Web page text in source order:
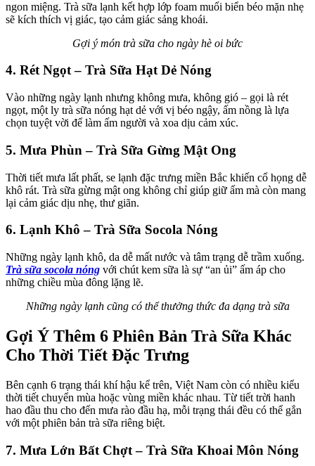
ngon miệng. Trà sữa lạnh kết hợp lớp foam muối biển béo mặn nhẹ
sẽ kích thích vị giác, tạo cảm giác sảng khoái.
Gợi ý món trà sữa cho ngày hè oi bức
4. Rét Ngọt – Trà Sữa Hạt Dẻ Nóng
Vào những ngày lạnh nhưng không mưa, không gió – gọi là rét
ngọt, một ly trà sữa nóng hạt dẻ với vị béo ngậy, ấm nồng là lựa
chọn tuyệt vời để làm ấm người và xoa dịu cảm xúc.
5. Mưa Phùn – Trà Sữa Gừng Mật Ong
Thời tiết mưa lất phất, se lạnh đặc trưng miền Bắc khiến cổ họng dễ
khô rát. Trà sữa gừng mật ong không chỉ giúp giữ ấm mà còn mang
lại cảm giác dịu nhẹ, thư giãn.
6. Lạnh Khô – Trà Sữa Socola Nóng
Những ngày lạnh khô, da dễ mất nước và tâm trạng dễ trầm xuống.
Trà sữa socola nóng với chút kem sữa là sự “an ủi” ấm áp cho
những chiều mùa đông lặng lẽ.
Những ngày lạnh cũng có thể thưởng thức đa dạng trà sữa
Gợi Ý Thêm 6 Phiên Bản Trà Sữa Khác
Cho Thời Tiết Đặc Trưng
Bên cạnh 6 trạng thái khí hậu kể trên, Việt Nam còn có nhiều kiểu
thời tiết chuyển mùa hoặc vùng miền khác nhau. Từ tiết trời hanh
hao đầu thu cho đến mưa rào đầu hạ, mỗi trạng thái đều có thể gắn
với một phiên bản trà sữa riêng biệt.
7. Mưa Lớn Bất Chợt – Trà Sữa Khoai Môn Nóng